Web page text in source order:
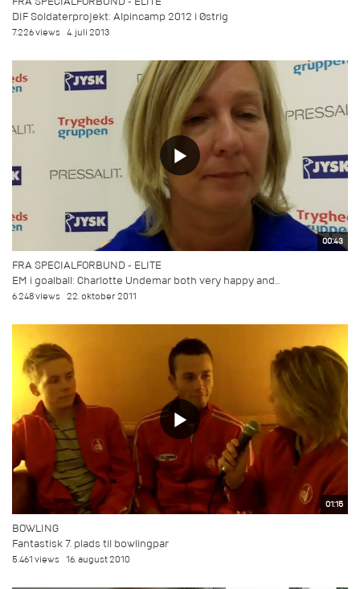
DIF Soldaterprojekt: Alpincamp 2012 i Østrig
7.226 views 4. juli 2013
00:43
FRA SPECIALFORBUND - ELITE
EM i goalball: Charlotte Undemar both very happy and...
6.248 views 22. oktober 2011
01:15
BOWLING
Fantastisk 7. plads til bowlingpar
5.461 views 16. august 2010